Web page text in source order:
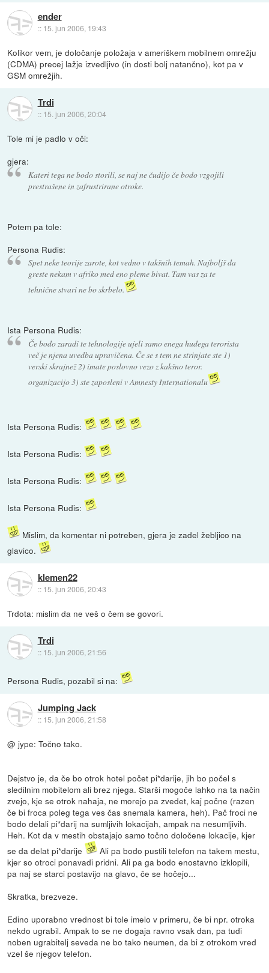
ender
:: 15. jun 2006, 19:43
Kolikor vem, je določanje položaja v ameriškem mobilnem omrežju
(CDMA) precej lažje izvedljivo (in dosti bolj natančno), kot pa v
GSM omrežjih.
Trdi
:: 15. jun 2006, 20:04
Tole mi je padlo v oči:
gjera:
Kateri tega ne bodo storili, se naj ne čudijo če bodo vzgojili
prestrašene in zafrustrirane otroke.
Potem pa tole:
Persona Rudis:
Spet neke teorije zarote, kot vedno v takšnih temah. Najboljš da
greste nekam v afriko med eno pleme bivat. Tam vas za te
tehnične stvari ne bo skrbelo.
Ista Persona Rudis:
Če bodo zaradi te tehnologije ujeli samo enega hudega terorista
več je njena uvedba upravičena. Če se s tem ne strinjate ste 1)
verski skrajnež 2) imate poslovno vezo z kakšno teror.
organizacijo 3) ste zaposleni v Amnesty Internationalu
Ista Persona Rudis:
Ista Persona Rudis:
Ista Persona Rudis:
Ista Persona Rudis:
Mislim, da komentar ni potreben, gjera je zadel žebljico na
glavico.
klemen22
:: 15. jun 2006, 20:43
Trdota: mislim da ne veš o čem se govori.
Trdi
:: 15. jun 2006, 21:56
Persona Rudis, pozabil si na:
Jumping Jack
:: 15. jun 2006, 21:58
@ jype: Točno tako.
Dejstvo je, da če bo otrok hotel počet pi*darije, jih bo počel s
sledilnim mobitelom ali brez njega. Starši mogoče lahko na ta način
zvejo, kje se otrok nahaja, ne morejo pa zvedet, kaj počne (razen
če bi froca poleg tega ves čas snemala kamera, heh). Pač froci ne
bodo delali pi*darij na sumljivih lokacijah, ampak na nesumljivih.
Heh. Kot da v mestih obstajajo samo točno določene lokacije, kjer
se da delat pi*darije
Ali pa bodo pustili telefon na takem mestu,
kjer so otroci ponavadi pridni. Ali pa ga bodo enostavno izklopili,
pa naj se starci postavijo na glavo, če se hočejo...
Skratka, brezveze.
Edino uporabno vrednost bi tole imelo v primeru, če bi npr. otroka
nekdo ugrabil. Ampak to se ne dogaja ravno vsak dan, pa tudi
noben ugrabitelj seveda ne bo tako neumen, da bi z otrokom vred
vzel še njegov telefon.